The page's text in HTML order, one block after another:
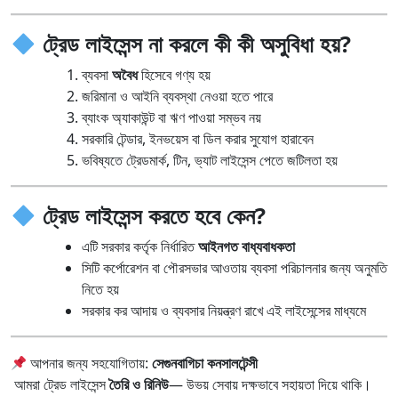
ট্রেড লাইসেন্স না করলে কী কী অসুবিধা হয়?
ব্যবসাঅবৈধহিসেবে গণ্য হয়
জরিমানা ও আইনি ব্যবস্থা নেওয়া হতে পারে
ব্যাংক অ্যাকাউন্ট বা ঋণ পাওয়া সম্ভব নয়
সরকারি টেন্ডার, ইনভয়েস বা ডিল করার সুযোগ হারাবেন
ভবিষ্যতে ট্রেডমার্ক, টিন, ভ্যাট লাইসেন্স পেতে জটিলতা হয়
ট্রেড লাইসেন্স করতে হবে কেন?
এটি সরকার কর্তৃক নির্ধারিতআইনগত বাধ্যবাধকতা
সিটি কর্পোরেশন বা পৌরসভার আওতায় ব্যবসা পরিচালনার জন্য অনুমতি
নিতে হয়
সরকার কর আদায় ও ব্যবসার নিয়ন্ত্রণ রাখে এই লাইসেন্সের মাধ্যমে
আপনার জন্য সহযোগিতায়:সেগুনবাগিচা কনসালটেন্সী
আমরা ট্রেড লাইসেন্সতৈরি ও রিনিউ— উভয় সেবায় দক্ষভাবে সহায়তা দিয়ে থাকি।